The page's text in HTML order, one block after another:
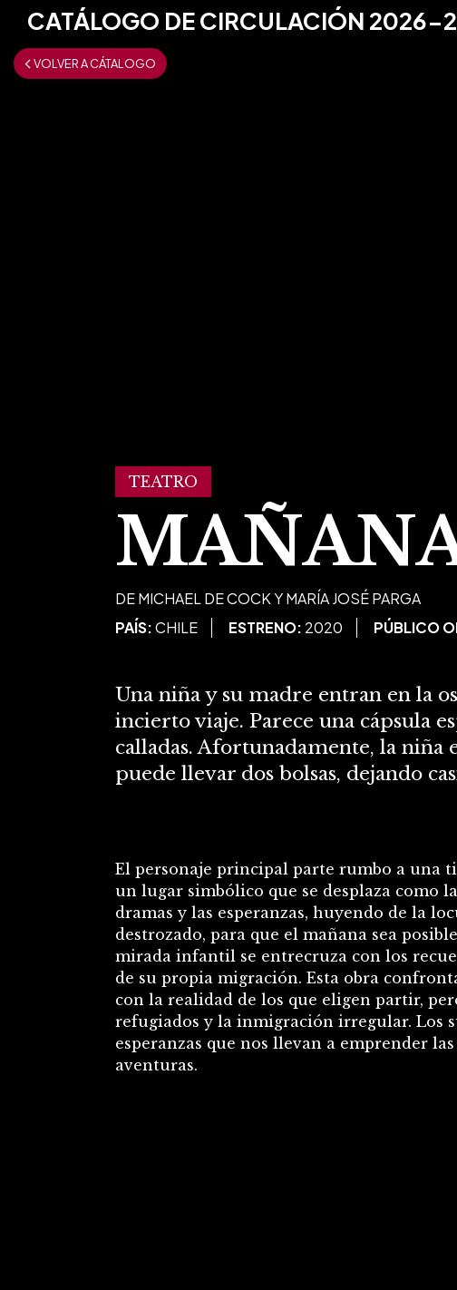
CATÁLOGO DE CIRCULACIÓN 2026-
VOLVER A CÁTALOGO
TEATRO
DE MICHAEL DE COCK Y MARÍA JOSÉ PARGA
PAÍS:CHILE ESTRENO: 2020 PÚBLICO
Una niña y su madre entran en la
incierto viaje. Parece una cápsula
calladas. Afortunadamente, la niña
puede llevar dos bolsas, dejando
El personaje principal parte rumbo a una
un lugar simbólico que se desplaza como
dramas y las esperanzas, huyendo de la
destrozado, para que el mañana sea
mirada infantil se entrecruza con los
de su propia migración. Esta obra
con la realidad de los que eligen partir,
refugiados y la inmigración irregular. Los
esperanzas que nos llevan a emprender
aventuras.